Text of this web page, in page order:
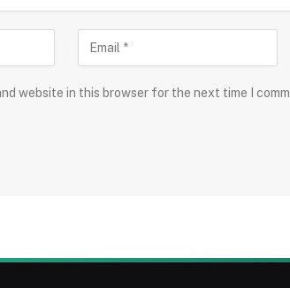
website in this browser for the next time I